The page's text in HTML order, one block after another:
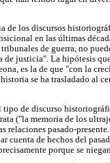
de los discursos
en las últimas
de guerra, no
justicia". La hipótesis
es la de que "con la
se ha trasladado al
de discurso
("la memoria de los
pasado-
cuenta de hechos del
porque se